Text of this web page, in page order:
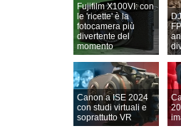
Fujifilm X100VI: con
le 'ricette' è la
fotocamera più
divertente del
momento
Canon a ISE 2024
con studi virtuali e
soprattutto VR